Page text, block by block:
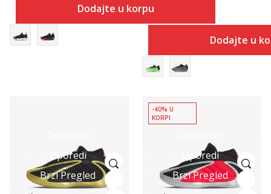
Dodajte u korpu
Dodajte u
Uporedi
Brzi Pregled
Uporedi
Brzi Pregled
-40% U
KORPI